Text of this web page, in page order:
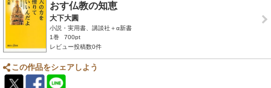
おす仏教の知恵
大下大圓
小説・実用書、講談社＋α新書
1巻
700pt
レビュー投稿数0件
この作品をシェアしよう